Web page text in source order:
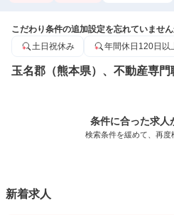
こだわり条件の追加設定を忘れていません
土日祝休み
年間休日120日以
玉名郡（熊本県）、不動産専
条件に合った求人
検索条件を緩めて、再度
新着求人